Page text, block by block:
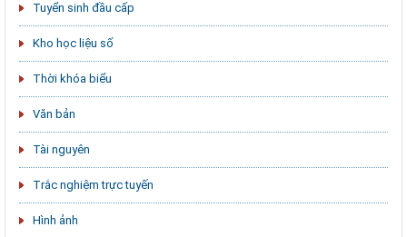
Tuyển sinh đầu cấp
Kho học liệu số
Thời khóa biểu
Văn bản
Tài nguyên
Trắc nghiệm trực tuyến
Hình ảnh